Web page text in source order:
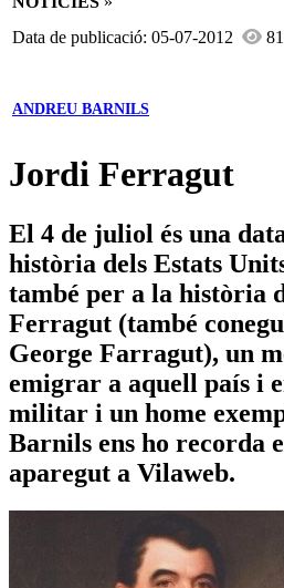
Data de publicació: 05-07-2012
ANDREU BARNILS
Jordi Ferragut
El 4 de juliol és una
història dels Estats
també per a la història
Ferragut (també
George Farragut), un
emigrar a aquell país i
militar i un home
Barnils ens ho recorda
aparegut a Vilaweb.